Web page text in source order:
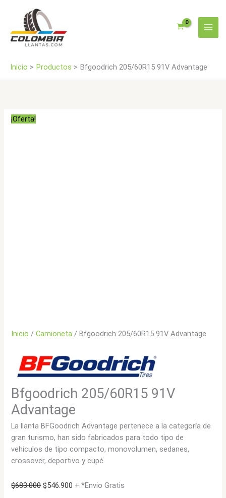
contenido
Inicio Productos Bfgoodrich 205/60R15 91V Advantage
¡Oferta!
Inicio /Camioneta / Bfgoodrich 205/60R15 91V Advantage
Bfgoodrich 205/60R15 91V
Advantage
La llanta BFGoodrich Advantage pertenece a la categoría de
gran turismo, han sido fabricados para todo tipo de
vehículos de tipo compacto, monovolumen, sedanes,
crossover, deportivo y cupé
$683.000El
$546.900 El
+ *Envio Gratis